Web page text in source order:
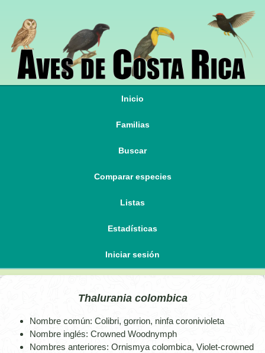
Inicio
Familias
Buscar
Comparar especies
Listas
Estadísticas
Iniciar sesión
Thalurania colombica
Nombre común: Colibri, gorrion, ninfa coronivioleta
Nombre inglés: Crowned Woodnymph
Nombres anteriores: Ornismya colombica, Violet-crowned